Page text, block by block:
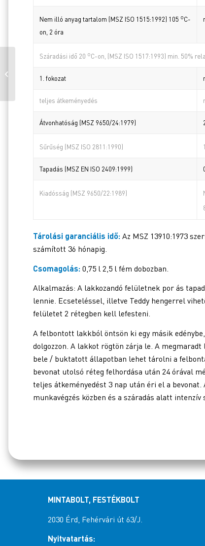
Nem illó anyag tartalom (MSZ ISO 1515:1992) 105 oC-
on, 2 óra
Száradási idő 20 oC-on, (MSZ ISO 1517:1993) min. 50%
1. fokozat
teljes átkeményedés
Átvonhatóság (MSZ 9650/24:1979)
Sűrűség (MSZ ISO 2811:1990)
Tapadás (MSZ EN ISO 2409:1999)
Kiadósság (MSZ 9650/22:1989)
Tárolási garanciális idő: Az MSZ 13910:1973
számított 36 hónapig.
Csomagolás: 0,75 l 2,5 l fém dobozban.
Alkalmazás: A lakkozandó felületnek por ás
lennie. Ecseteléssel, illetve Teddy hengerrel
felületet 2 rétegben kell lefesteni.
A felbontott lakkból öntsön ki egy másik
dolgozzon. A lakkot rögtön zárja le. A
bele / buktatott állapotban lehet tárolni a
bevonat utolsó réteg felhordása után 24 órával
teljes átkeményedést 3 nap után éri el a
munkavégzés közben és a száradás alatt intenzív
MINTABOLT, FESTÉKBOLT
2030 Érd, Fehérvári út 63/J.
Nyitvatartás: